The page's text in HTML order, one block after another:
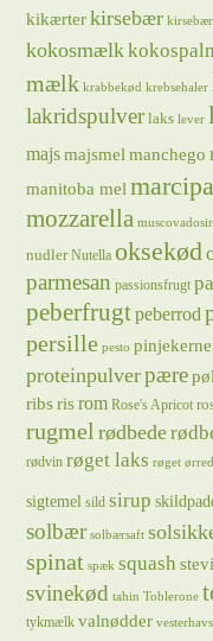
kikærterkirsebær
kokosmælk
mælk krabbekød krebsehaler
lakridspulver laks lever
majsmajsmel manchego
manitoba mel
mozzarella
nudler Nutella oksekød
parmesan passionsfrugt
peberfrugtpeberrod
persille pesto
proteinpulverpære
ribs risrom Rose's Apricot
rugmel rødbede
rødvin røget laks røget ørred
sigtemel sild sirup
solbær solbærsaft
spinat spæk squash
svinekød tahin Toblerone
tykmælk valnødder